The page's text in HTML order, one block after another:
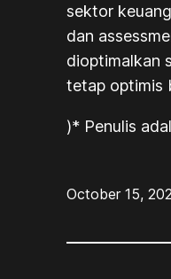
sektor
dan
dioptimalkan
tetap optimis
)* Penulis
October 15,